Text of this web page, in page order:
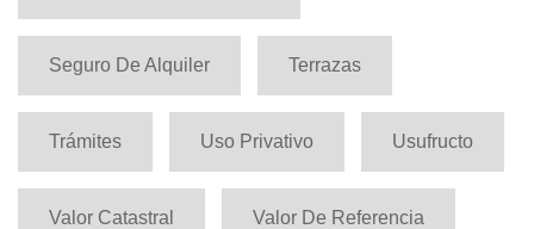
Seguro De Alquiler Terrazas
Trámites Uso Privativo Usufructo
Valor Catastral Valor De Referencia